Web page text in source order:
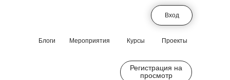
Курсы
Мероприятия Проекты
Блоги
Вход
Регистрация на
просмотр